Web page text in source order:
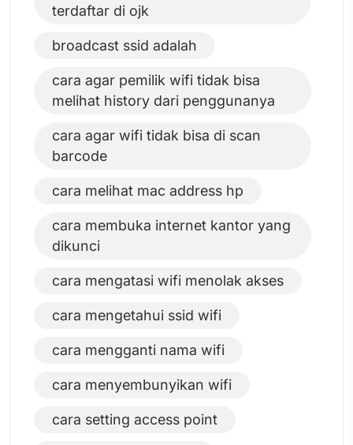
terdaftar di ojk
broadcast ssid adalah
cara agar pemilik wifi tidak bisa
melihat history dari penggunanya
cara agar wifi tidak bisa di scan
barcode
cara melihat mac address hp
cara membuka internet kantor yang
dikunci
cara mengatasi wifi menolak akses
cara mengetahui ssid wifi
cara mengganti nama wifi
cara menyembunyikan wifi
cara setting access point